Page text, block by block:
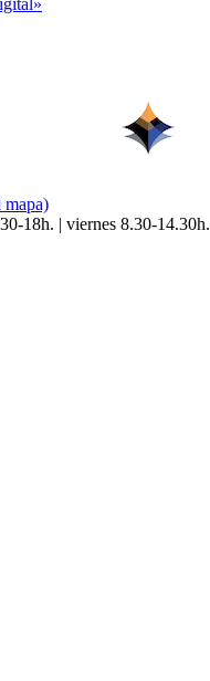
mapa)
18h. | viernes 8.30-14.30h.